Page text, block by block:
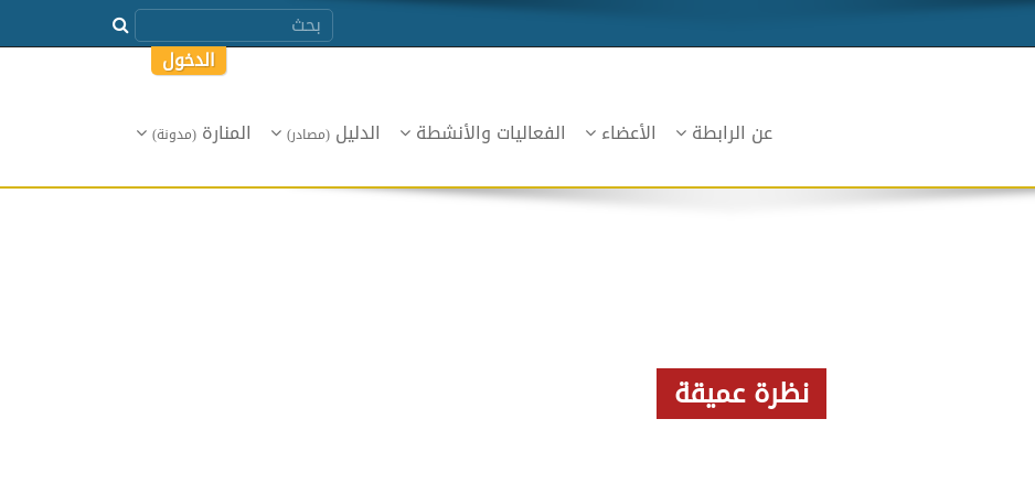
الدخول
عن الرابطة الأعضاء الفعاليات والأنشطة الدليل (مصادر) المنارة (مدونة)
نظرة عميقة